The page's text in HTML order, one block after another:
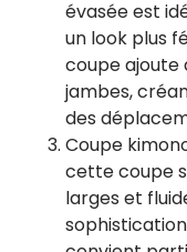
évasée est
un look plus
coupe ajoute
jambes,
des
Coupe
cette coupe
larges et